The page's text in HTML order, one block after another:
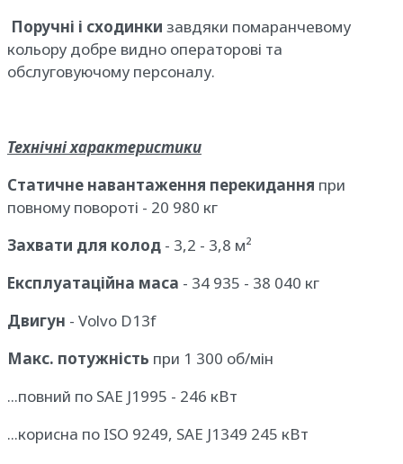
Поручні і сходинки завдяки помаранчевому
кольору добре видно операторові та
обслуговуючому персоналу.
Технічні характеристики
Статичне навантаження перекидання при
повному повороті - 20 980 кг
Захвати для колод - 3,2 - 3,8 м²
Експлуатаційна маса - 34 935 - 38 040 кг
Двигун - Volvo D13f
Макс. потужність при 1 300 об/мін
...повний по SAE J1995 - 246 кВт
...корисна по ISO 9249, SAE J1349 245 кВт